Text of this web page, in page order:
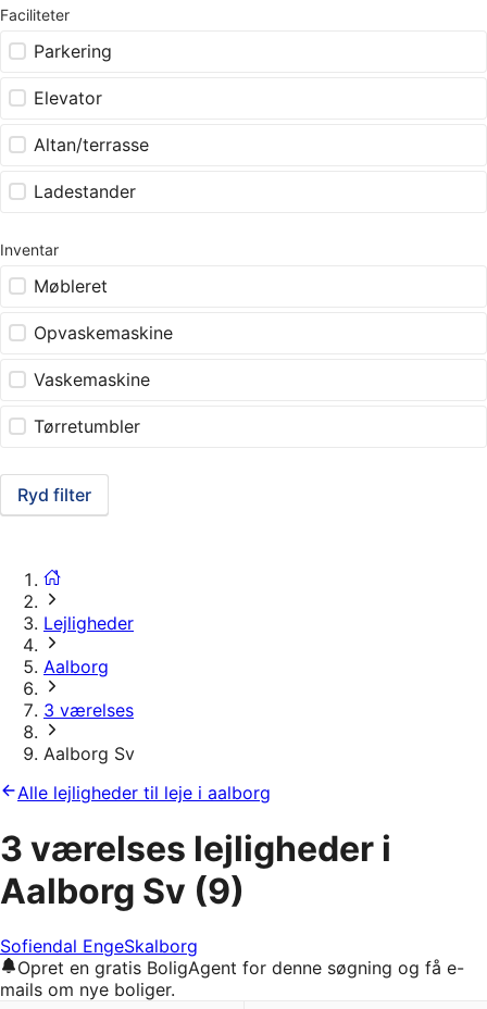
Faciliteter
Parkering
Elevator
Altan/terrasse
Ladestander
Inventar
Møbleret
Opvaskemaskine
Vaskemaskine
Tørretumbler
Ryd filter
Lejligheder
Aalborg
3 værelses
Aalborg Sv
Alle lejligheder til leje i aalborg
3 værelses lejligheder i
Aalborg Sv (9)
Sofiendal EngeSkalborg
Opret en gratis BoligAgent for denne søgning og få e-
mails om nye boliger.